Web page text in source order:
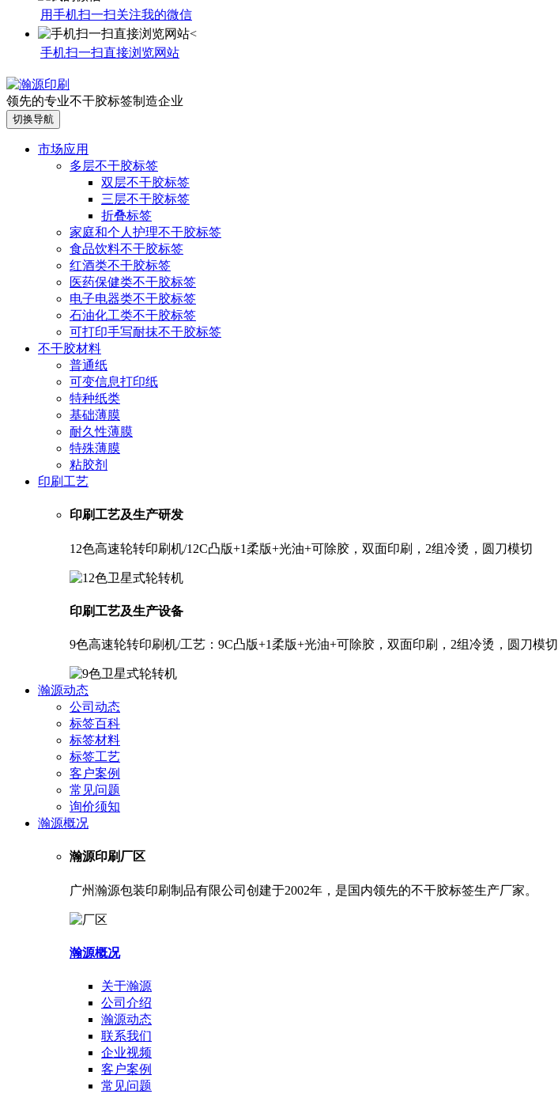
用手机扫一扫关注我的微信
手机扫一扫直接浏览网站
领先的专业不干胶标签制造企业
切换导航
市场应用
多层不干胶标签
双层不干胶标签
三层不干胶标签
折叠标签
家庭和个人护理不干胶标签
食品饮料不干胶标签
红酒类不干胶标签
医药保健类不干胶标签
电子电器类不干胶标签
石油化工类不干胶标签
可打印手写耐抹不干胶标签
不干胶材料
普通纸
可变信息打印纸
特种纸类
基础薄膜
耐久性薄膜
特殊薄膜
粘胶剂
印刷工艺
印刷工艺及生产研发
12色高速轮转印刷机/12C凸版+1柔版+光油+可除胶，双面印刷，2组冷烫，圆刀模切
印刷工艺及生产设备
9色高速轮转印刷机/工艺：9C凸版+1柔版+光油+可除胶，双面印刷，2组冷烫，圆刀模切
瀚源动态
公司动态
标签百科
标签材料
标签工艺
客户案例
常见问题
询价须知
瀚源概况
瀚源印刷厂区
广州瀚源包装印刷制品有限公司创建于2002年，是国内领先的不干胶标签生产厂家。
瀚源概况
关于瀚源
公司介绍
瀚源动态
联系我们
企业视频
客户案例
常见问题